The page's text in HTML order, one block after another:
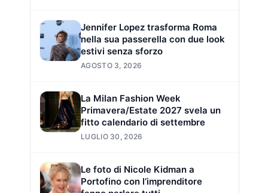
Jennifer Lopez trasforma Roma
nella sua passerella con due look
estivi senza sforzo
AGOSTO 3, 2026
La Milan Fashion Week
Primavera/Estate 2027 svela un
fitto calendario di settembre
LUGLIO 30, 2026
Le foto di Nicole Kidman a
Portofino con l’imprenditore